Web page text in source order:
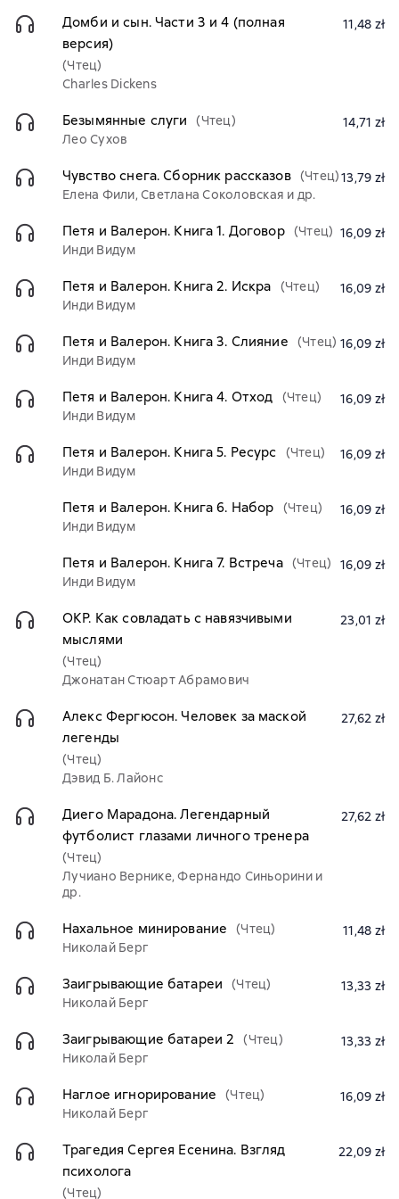
Домби и сын. Части 3 и 4 (полная
версия)
(Чтец)
Charles Dickens
11,48 zł
Безымянные слуги
(Чтец)
Лео Сухов
14,71 zł
Чувство снега. Сборник рассказов (Чтец)
Елена Фили, Светлана Соколовская и др.
13,79 zł
Петя и Валерон. Книга 1. Договор (Чтец)
Инди Видум
16,09 zł
Петя и Валерон. Книга 2. Искра
(Чтец)
Инди Видум
16,09 zł
Петя и Валерон. Книга 3. Слияние
(Чтец)
Инди Видум
16,09 zł
Петя и Валерон. Книга 4. Отход
(Чтец)
Инди Видум
16,09 zł
Петя и Валерон. Книга 5. Ресурс
(Чтец)
Инди Видум
16,09 zł
Петя и Валерон. Книга 6. Набор
(Чтец)
Инди Видум
16,09 zł
Петя и Валерон. Книга 7. Встреча (Чтец)
Инди Видум
16,09 zł
ОКР. Как совладать с навязчивыми
мыслями
(Чтец)
Джонатан Стюарт Абрамович
23,01 zł
Алекс Фергюсон. Человек за маской
легенды
(Чтец)
Дэвид Б. Лайонс
27,62 zł
Диего Марадона. Легендарный
футболист глазами личного тренера
(Чтец)
Лучиано Вернике, Фернандо Синьорини и
др.
27,62 zł
Нахальное минирование
(Чтец)
Николай Берг
11,48 zł
Заигрывающие батареи
(Чтец)
Николай Берг
13,33 zł
Заигрывающие батареи 2
(Чтец)
Николай Берг
13,33 zł
Наглое игнорирование
(Чтец)
Николай Берг
16,09 zł
Трагедия Сергея Есенина. Взгляд
психолога
(Чтец)
22,09 zł